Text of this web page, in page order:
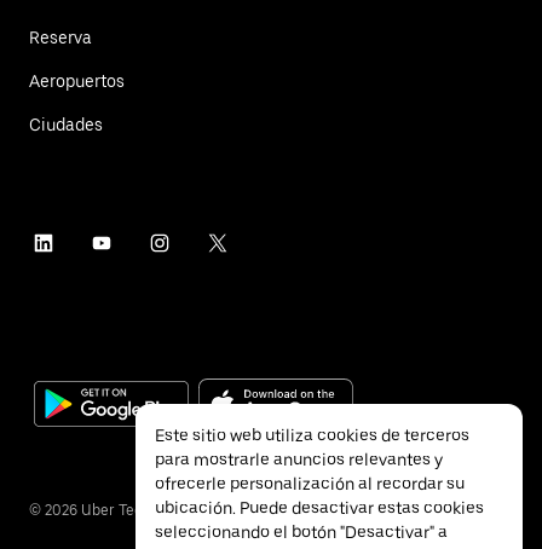
Reserva
Aeropuertos
Ciudades
© 2026 Uber Technologies Inc.
Este sitio web utiliza cookies de terceros
para mostrarle anuncios relevantes y
ofrecerle personalización al recordar su
ubicación. Puede desactivar estas cookies
seleccionando el botón "Desactivar" a